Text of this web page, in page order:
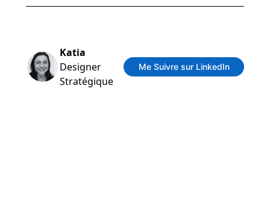
Katia
Designer
Stratégique
Me Suivre sur LinkedIn